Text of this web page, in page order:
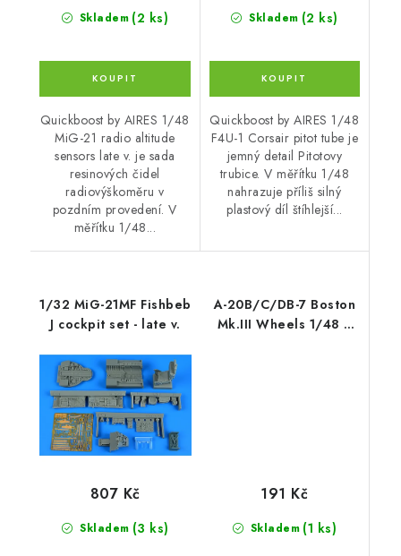
Skladem (2 ks)
Quickboost by AIRES 1/48
MiG-21 radio altitude
sensors late v. je sada
resinových čidel
radiovýškoměru v
pozdním provedení. V
měřítku 1/48...
Skladem (2 ks)
Quickboost by AIRES 1/48
F4U-1 Corsair pitot tube je
jemný detail Pitotovy
trubice. V měřítku 1/48
nahrazuje příliš silný
plastový díl štíhlejší...
1/32 MiG-21MF Fishbeb
J cockpit set - late v.
Skladem (3 ks)
807 Kč
A-20B/C/DB-7 Boston
Mk.III Wheels 1/48 /
Skladem (1 ks)
191 Kč